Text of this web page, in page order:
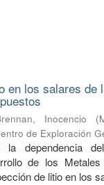
en los salares
Inocencio (
de Exploración
la dependencia
de los
de litio en los